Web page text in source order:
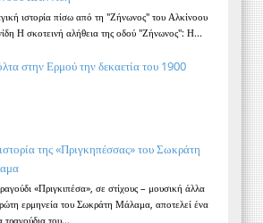
ιστορία πίσω από τη "Ζήνωνος" του Αλκίνοου
Η σκοτεινή αλήθεια της οδού "Ζήνωνος": Η...
στην Ερμού την δεκαετία του 1900
της «Πριγκηπέσσας» του Σωκράτη
«Πριγκιπέσα», σε στίχους – μουσική άλλα
ερμηνεία του Σωκράτη Μάλαμα, αποτελεί ένα
του...